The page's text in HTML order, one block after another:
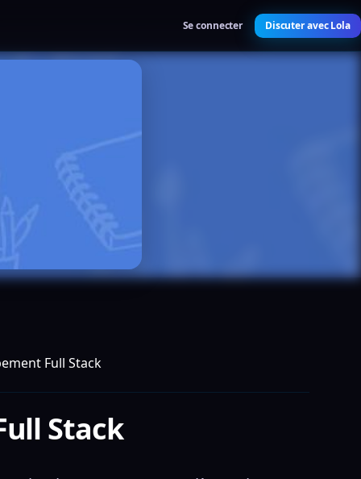
Se connecter Discuter avec Lola
Full Stack
Stack